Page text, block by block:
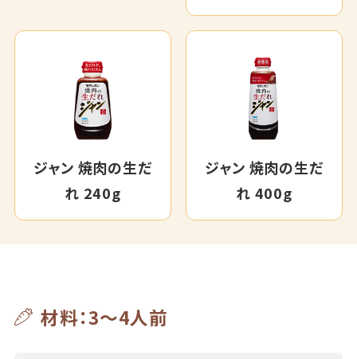
ジャン 焼肉の生だ
れ 240g
ジャン 焼肉の生だ
れ 400g
材料：3～4人前